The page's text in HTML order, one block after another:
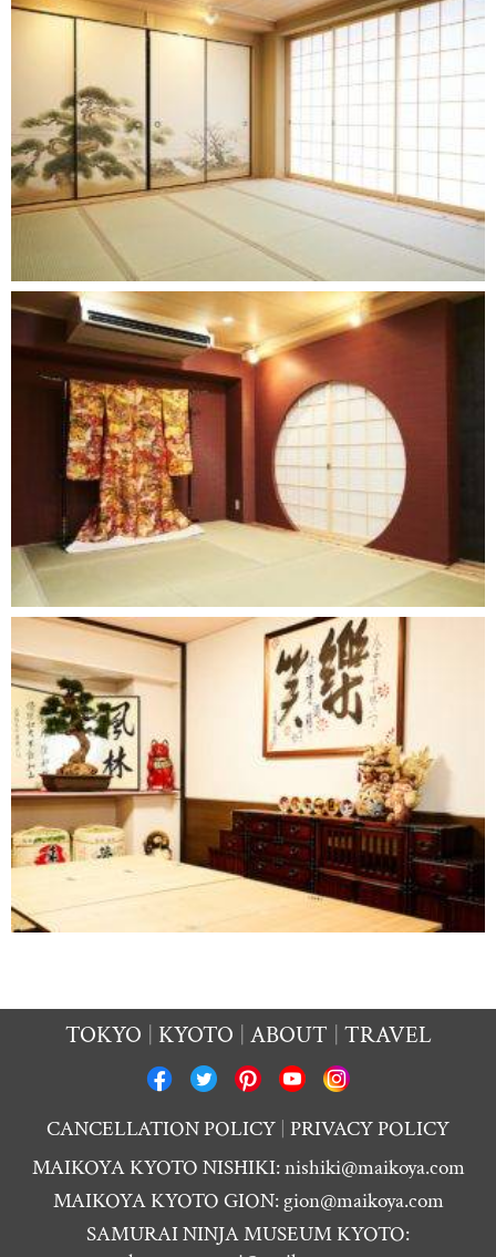
TOKYO KYOTO ABOUT TRAVEL
CANCELLATION POLICY PRIVACY POLICY
MAIKOYA KYOTO NISHIKI:nishiki@maikoya.com
MAIKOYA KYOTO GION:gion@maikoya.com
SAMURAI NINJA MUSEUM KYOTO: